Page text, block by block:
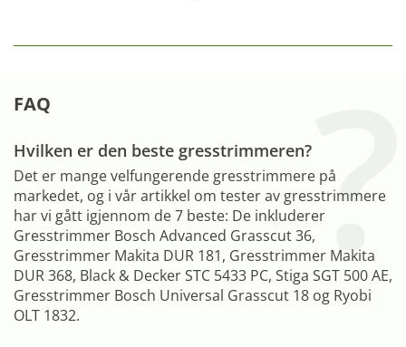
FAQ
Hvilken er den beste gresstrimmeren?
Det er mange velfungerende gresstrimmere på
markedet, og i vår artikkel om tester av gresstrimmere
har vi gått igjennom de 7 beste: De inkluderer
Gresstrimmer Bosch Advanced Grasscut 36,
Gresstrimmer Makita DUR 181, Gresstrimmer Makita
DUR 368, Black & Decker STC 5433 PC, Stiga SGT 500 AE,
Gresstrimmer Bosch Universal Grasscut 18 og Ryobi
OLT 1832.